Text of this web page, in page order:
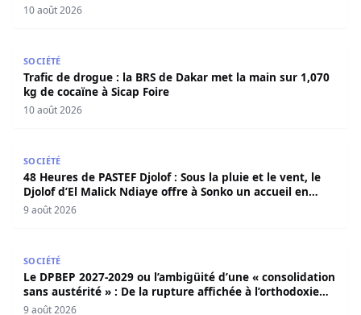
10 août 2026
SOCIÉTÉ
Trafic de drogue : la BRS de Dakar met la main sur 1,070
kg de cocaïne à Sicap Foire
10 août 2026
SOCIÉTÉ
48 Heures de PASTEF Djolof : Sous la pluie et le vent, le
Djolof d’El Malick Ndiaye offre à Sonko un accueil en
apothéose
9 août 2026
SOCIÉTÉ
Le DPBEP 2027-2029 ou l’ambigüité d’une « consolidation
sans austérité » : De la rupture affichée à l’orthodoxie
budgétaire, une analyse critique de la trajectoire
9 août 2026